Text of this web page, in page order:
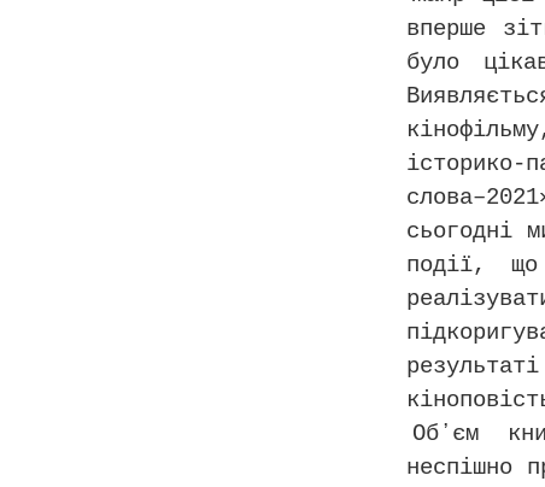
вперше
було
історико-
сьогодні
події,
Обʼєм
неспішно